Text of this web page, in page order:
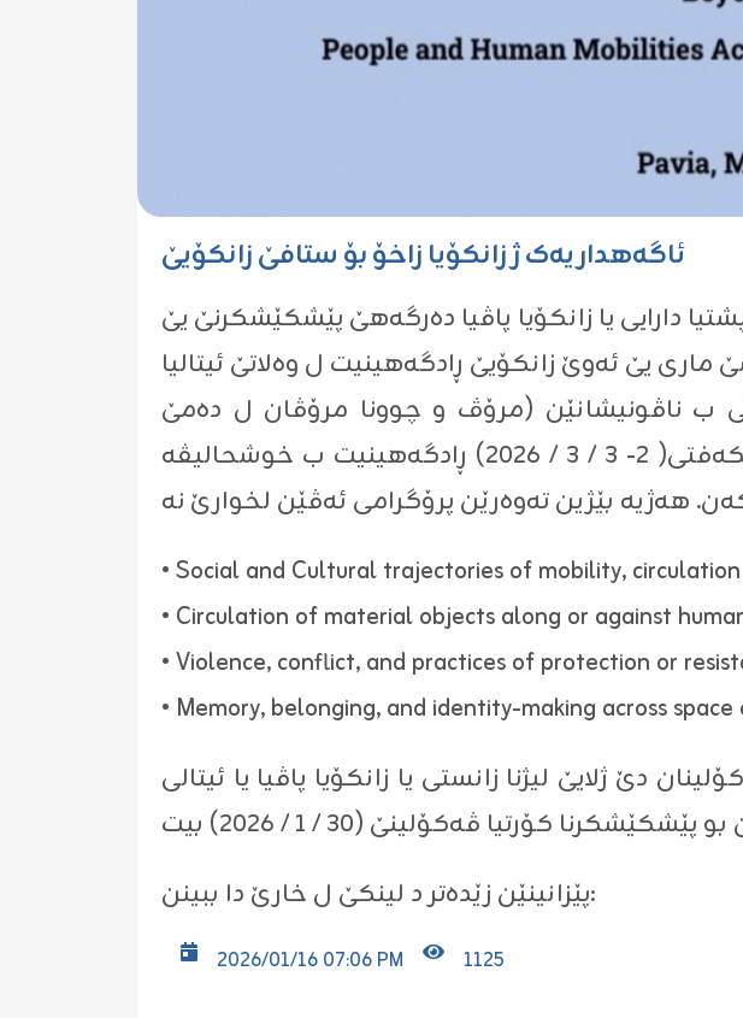
ئاگەهداریەک ژ زانکۆیا زاخۆ بۆ ستافێ زانکۆیێ
دارایی یا زانكۆیا پاڤیا دەرگەهێ پێشكێشكرنێ یێ
ب ناڤونیشانێن (مرۆڤ و چوونا مرۆڤان ل دەمێ
مێژوویا هەڤچەرخ یا دەریایا ناڤەراست ل زانكۆیا پاڤیا یا ئیتالی رێكەفتی( ٢- ٣ / ٣ / ٢٠٢٦) ڕادگەهینیت ب خوشحالیڤە
• Social and Cultural trajectories of mobility,
• Circulation of material objects along or against
• Violence, conflict, and practices of protection or
• Memory, belonging, and identity-making across
دێ ژلایێ لیژنا زانستی يا زانكۆیا پاڤیا یا ئیتالی
پێزانینێن زێدەتر د لینکێ ل خارێ دا ببینن:
2026/01/16 07:06 PM 1125